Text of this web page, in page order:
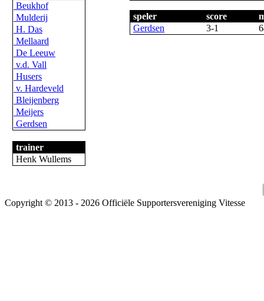
Beukhof
Mulderij
H. Das
Mellaard
De Leeuw
v.d. Vall
Husers
v. Hardeveld
Bleijenberg
Meijers
Gerdsen
trainer
Henk Wullems
speler score
Gerdsen
3-1
Copyright © 2013 - 2026 Officiële Supportersvereniging Vitesse